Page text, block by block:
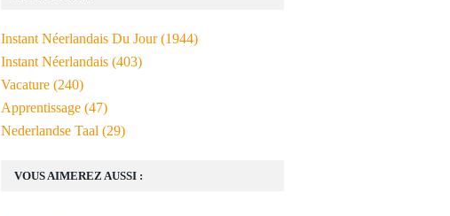
VOUS AIMEREZ AUSSI :
Instant Néerlandais Du Jour(1944)
Instant Néerlandais (403)
Vacature (240)
Apprentissage (47)
Nederlandse Taal (29)